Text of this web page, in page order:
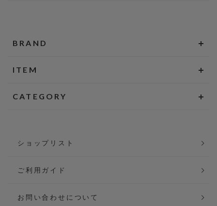
BRAND
ITEM
CATEGORY
ショップリスト
ご利用ガイド
お問い合わせについて